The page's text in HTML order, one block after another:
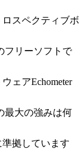
スペクティブボ
フリーソフトで
ェアEchometer
最大の強みは何
準拠しています